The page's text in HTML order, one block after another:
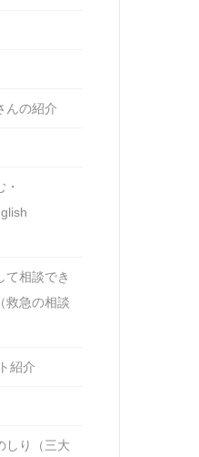
んの紹介
相談でき
救急の相談
紹介
しり（三大